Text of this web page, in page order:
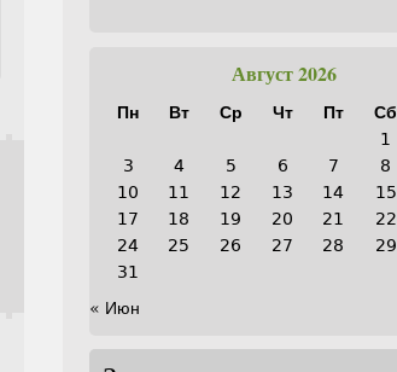
Август 2026
Пн Вт Ср Чт Пт Сб
1
3
4 5 6 7 8
10
11 12 13 14 15
17
18 19 20 21 22
24
25 26 27 28 29
31
« Июн